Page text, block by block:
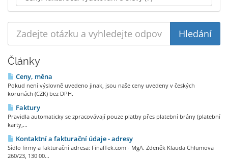
Články
Ceny, měna
Pokud není výslovně uvedeno jinak, jsou naše ceny uvedeny v českých
korunách (CZK) bez DPH.
Faktury
Pravidla automaticky se zpracovávají pouze platby přes platební brány (platební
karty,...
Kontaktní a fakturační údaje - adresy
Sídlo firmy a fakturační adresa: FinalTek.com - MgA. Zdeněk Klauda Chlumova
260/23, 130 00...